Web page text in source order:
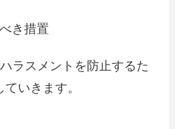
き措置
ラスメントを防止するた
いきます。